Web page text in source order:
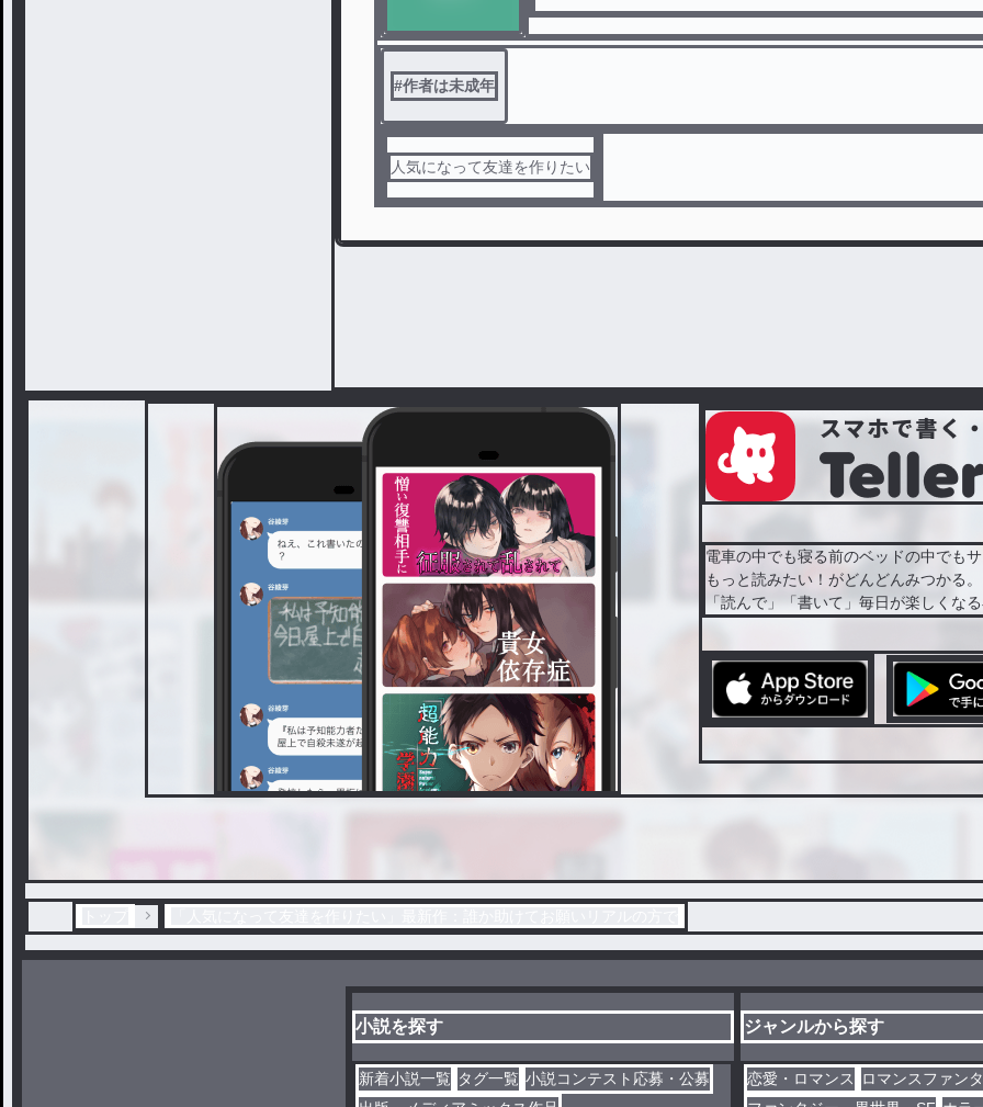
#作者は未成年
人気になって友達を作りたい
電車の中でも寝る前のベッドの中でも
もっと読みたい！がどんどんみつかる。
「読んで」「書いて」毎日が楽しくな
小説を探す
新着小説一覧 タグ一覧 小説コンテスト応募・公募
ジャンルから探す
恋愛・ロマンス
ロマンスファン